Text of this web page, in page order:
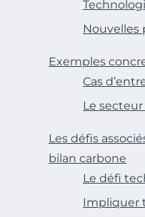
Nouvelles
Exemples
Cas
Le
Les défis
bilan carbone
Le défi
Impliquer